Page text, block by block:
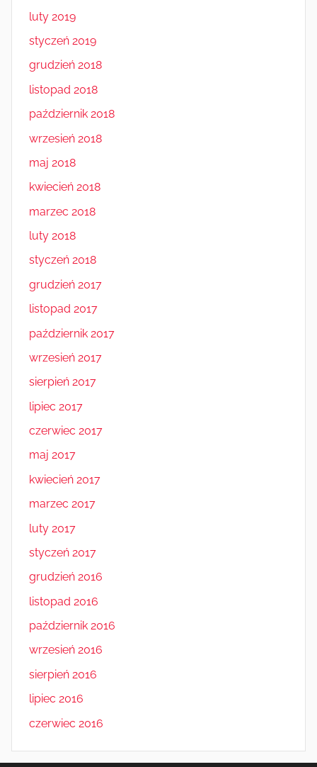
luty 2019
styczeń 2019
grudzień 2018
listopad 2018
październik 2018
wrzesień 2018
maj 2018
kwiecień 2018
marzec 2018
luty 2018
styczeń 2018
grudzień 2017
listopad 2017
październik 2017
wrzesień 2017
sierpień 2017
lipiec 2017
czerwiec 2017
maj 2017
kwiecień 2017
marzec 2017
luty 2017
styczeń 2017
grudzień 2016
listopad 2016
październik 2016
wrzesień 2016
sierpień 2016
lipiec 2016
czerwiec 2016